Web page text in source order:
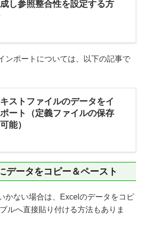
し参照整合性を設定する方
ンポートについては、以下の記事で
ストファイルのデータをイ
ート（定義ファイルの保存
能）
データをコピー＆ペースト
かない場合は、Excelのデータをコピ
ルへ直接貼り付ける方法もありま